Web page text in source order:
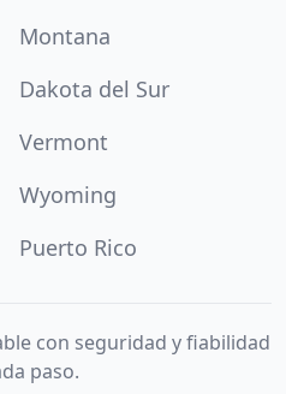
Montana
Dakota del Sur
Vermont
Wyoming
Puerto Rico
con seguridad y fiabilidad
paso.